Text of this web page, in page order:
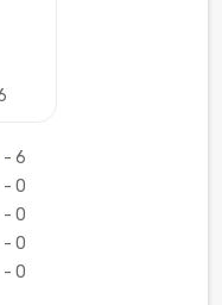
- 6
- 0
- 0
- 0
- 0